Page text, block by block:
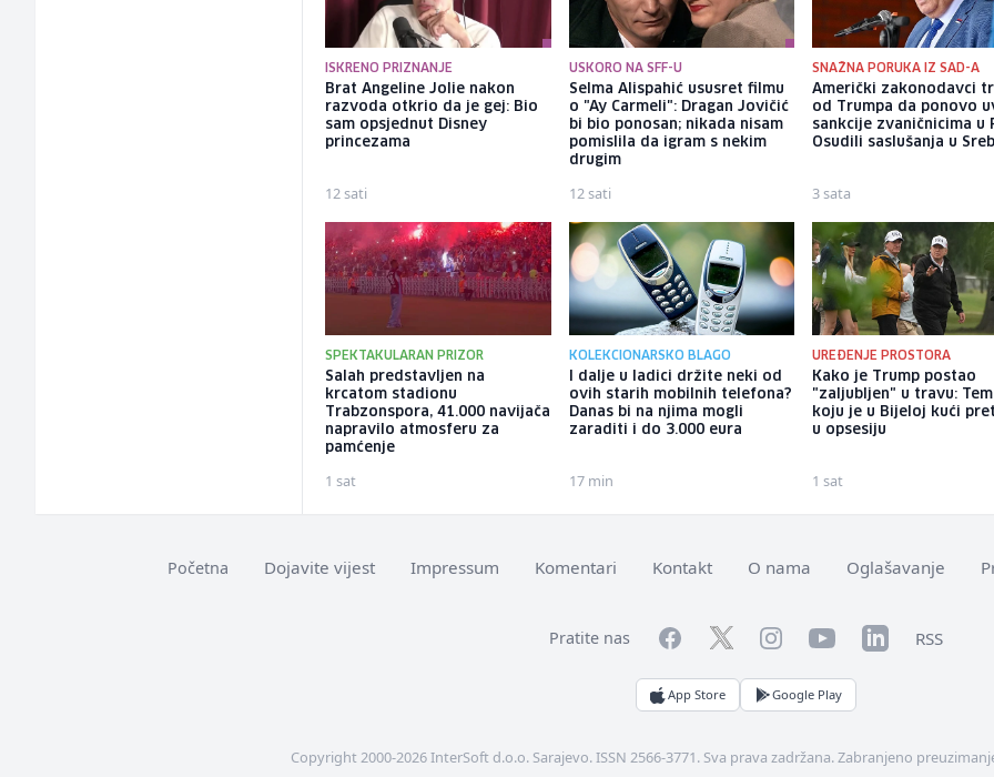
ISKRENO PRIZNANJE
Brat Angeline Jolie nakon
razvoda otkrio da je gej: Bio
sam opsjednut Disney
princezama
12 sati
USKORO NA SFF-U
Selma Alispahić ususret filmu
o "Ay Carmeli": Dragan Jovičić
bi bio ponosan; nikada nisam
pomislila da igram s nekim
drugim
12 sati
SNAŽNA PORUKA IZ SAD-A
Američki zakonodavci
od Trumpa da ponovo
sankcije zvaničnicima u
Osudili saslušanja u
3 sata
SPEKTAKULARAN PRIZOR
Salah predstavljen na
krcatom stadionu
Trabzonspora, 41.000 navijača
napravilo atmosferu za
pamćenje
1 sat
KOLEKCIONARSKO BLAGO
I dalje u ladici držite neki od
ovih starih mobilnih telefona?
Danas bi na njima mogli
zaraditi i do 3.000 eura
17 min
UREĐENJE PROSTORA
Kako je Trump postao
"zaljubljen" u travu:
koju je u Bijeloj kući
u opsesiju
1 sat
Početna Dojavite vijest Impressum Komentari Kontakt O nama Oglašavanje
Pratite nas FacebookTwitterInstagramYouTubeLinkedInRSS
App Store Google Play
Copyright 2000-2026 InterSoft d.o.o. Sarajevo. ISSN 2566-3771. Sva prava zadržana. Zabranjeno